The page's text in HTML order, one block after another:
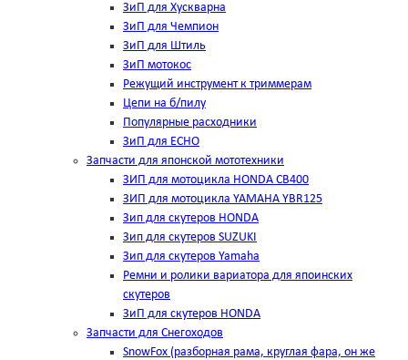
ЗиП для Хускварна
ЗиП для Чемпион
ЗиП для Штиль
ЗиП мотокос
Режущий инструмент к триммерам
Цепи на б/пилу
Популярные расходники
ЗиП для ЕСНО
Запчасти для японской мототехники
ЗИП для мотоцикла HONDA CB400
ЗИП для мотоцикла YAMAHA YBR125
Зип для скутеров HONDA
Зип для скутеров SUZUKI
Зип для скутеров Yamaha
Ремни и ролики вариатора для япоинских
скутеров
ЗиП для скутеров HONDA
Запчасти для Снегоходов
SnowFox (разборная рама, круглая фара, он же